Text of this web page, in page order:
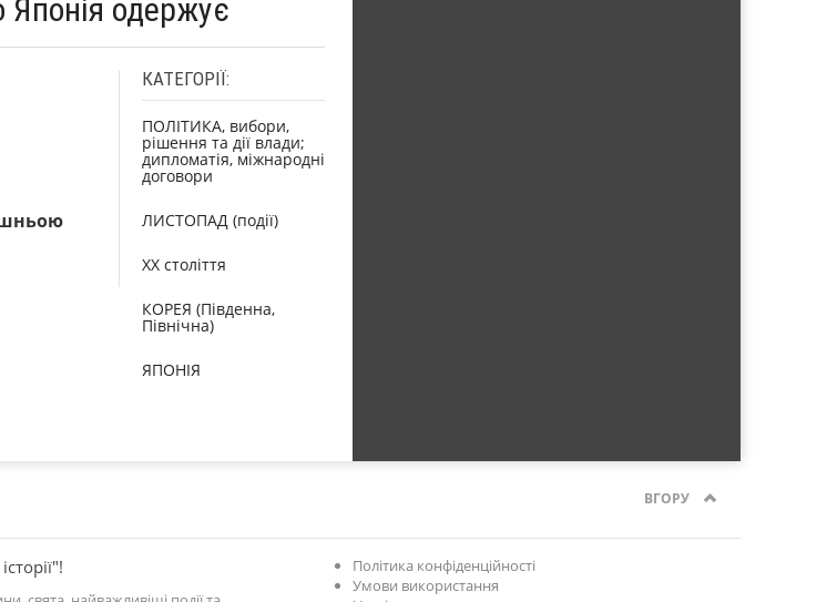
Японія одержує
КАТЕГОРІЇ:
ПОЛІТИКА, вибори,
рішення та дії влади;
дипломатія, міжнародні
договори
ЛИСТОПАД (події)
XX століття
КОРЕЯ (Південна,
Північна)
ЯПОНІЯ
ВГОРУ
Політика конфіденційності
Умови використання